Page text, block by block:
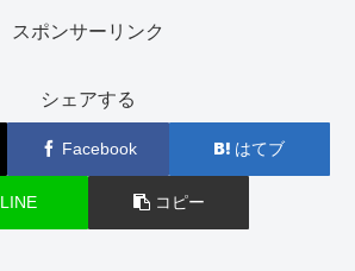
スポンサーリンク
シェアする
Facebook はてブ
LINE コピー